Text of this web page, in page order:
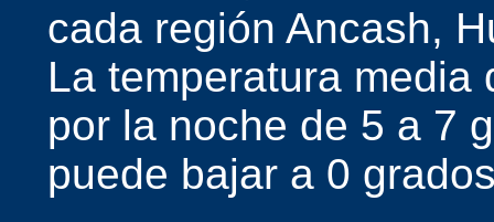
cada región Ancash,
La temperatura
por la noche de 5 a 7
puede bajar a 0